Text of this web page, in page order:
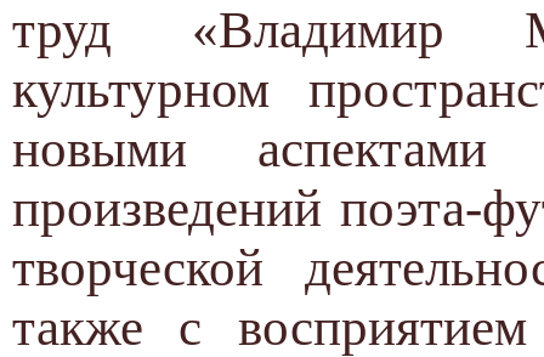
труд «Владимир
культурном
новыми аспектами
произведений поэта-
творческой
также с